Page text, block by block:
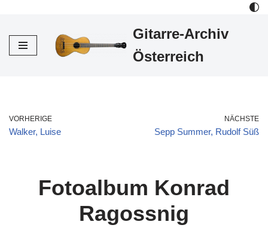
Inhalt
Gitarre-Archiv
Österreich
VORHERIGE
Walker, Luise
NÄCHSTE
Sepp Summer, Rudolf Süß
Fotoalbum Konrad
Ragossnig